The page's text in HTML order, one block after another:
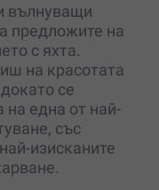
вълнуващи
предложите на
с яхта.
на красотата
се
една от най-
със
изисканите